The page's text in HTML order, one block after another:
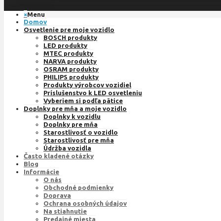
×Menu
Domov
Osvetlenie pre moje vozidlo
BOSCH produkty
LED produkty
MTEC produkty
NARVA produkty
OSRAM produkty
PHILIPS produkty
Produkty výrobcov vozidiel
Príslušenstvo k LED osvetleniu
Vyberiem si podľa pätice
Doplnky pre mňa a moje vozidlo
Doplnky k vozidlu
Doplnky pre mňa
Starostlivosť o vozidlo
Starostlivosť pre mňa
Údržba vozidla
Často kladené otázky
Blog
Informácie
O nás
Obchodné podmienky
Doprava
Ochrana osobných údajov
Na stiahnutie
Predajné miesta